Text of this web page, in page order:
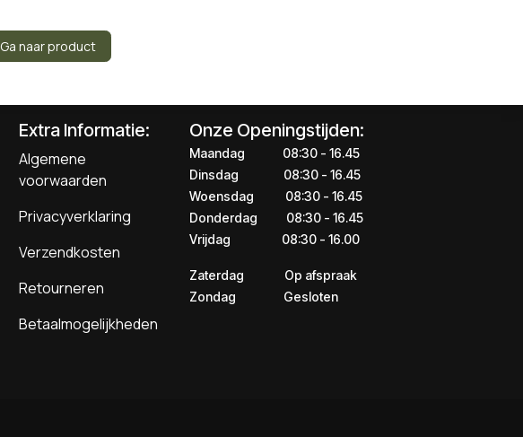
Ga naar product
Extra Informatie:
Algemene
voorwaarden
Privacyverklaring
Verzendkosten
Retourneren
Betaalmogelijkheden
Onze Openingstijden:
Maandag
​​​08:30 - 16.45​
Dinsdag
​​​​08:30 - 16.45
Woensdag
​08:30 - 16.45
Donderdag
​​​​​08:30 - 16.45
Vrijdag
​​​​​08:30 - 16.00
Zaterdag
​​Op afspraak
Zondag
​​Gesloten